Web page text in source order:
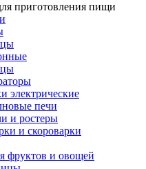
приготовления пищи
электрические
печи
и ростеры
и скороварки
фруктов и овощей